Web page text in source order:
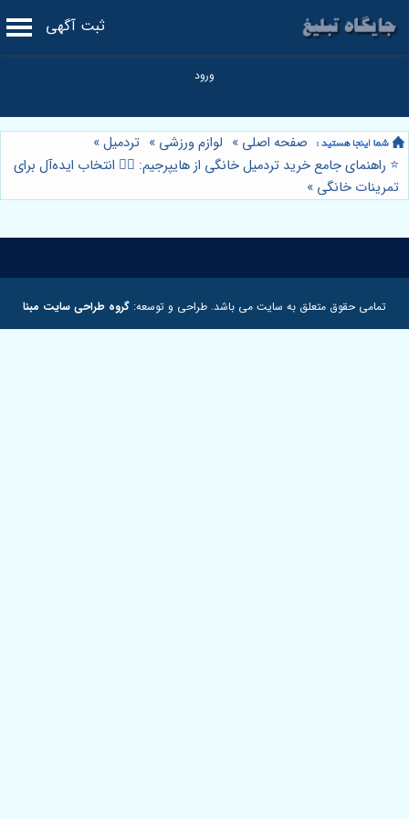
ثبت آگهی
صفحه اصلی » لوازم ورزشی » تردمیل»
⭐️ راهنمای جامع خرید تردمیل خانگی از هایپرجیم: 🏃‍♀️ انتخاب ایده‌آل برای
تمرینات خانگی »
تمامی حقوق متعلق به سایت می باشد. طراحی و توسعه: گروه طراحی سایت مبنا